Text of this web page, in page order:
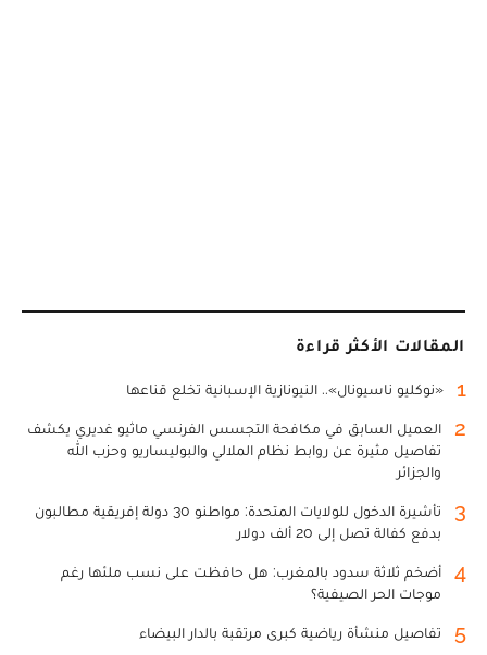
المقالات الأكثر قراءة
1 «نوكليو ناسيونال».. النيونازية الإسبانية تخلع قناعها
2
العميل السابق في مكافحة التجسس الفرنسي ماثيو غديري يكشف
تفاصيل مثيرة عن روابط نظام الملالي والبوليساريو وحزب الله
والجزائر
3
تأشيرة الدخول للولايات المتحدة: مواطنو 30 دولة إفريقية مطالبون
بدفع كفالة تصل إلى 20 ألف دولار
4
أضخم ثلاثة سدود بالمغرب: هل حافظت على نسب ملئها رغم
موجات الحر الصيفية؟
5 تفاصيل منشأة رياضية كبرى مرتقبة بالدار البيضاء